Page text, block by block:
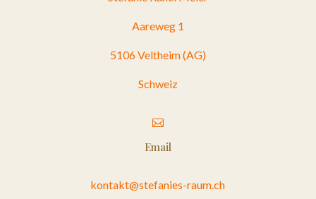
Aareweg 1
5106 Veltheim (AG)
Schweiz

Email
kontakt@stefanies-raum.ch